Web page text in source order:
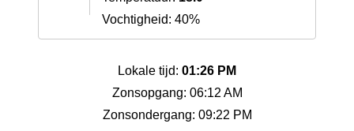
Vochtigheid: 40%
Lokale tijd: 01:26 PM
Zonsopgang: 06:12 AM
Zonsondergang: 09:22 PM